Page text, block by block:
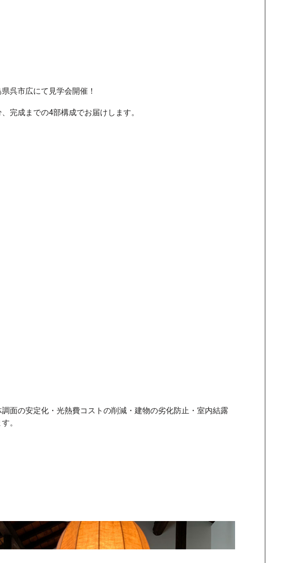
呉市広にて見学会開催！
完成までの4部構成でお届けします。
面の安定化・光熱費コストの削減・建物の劣化防止・室内結露
。